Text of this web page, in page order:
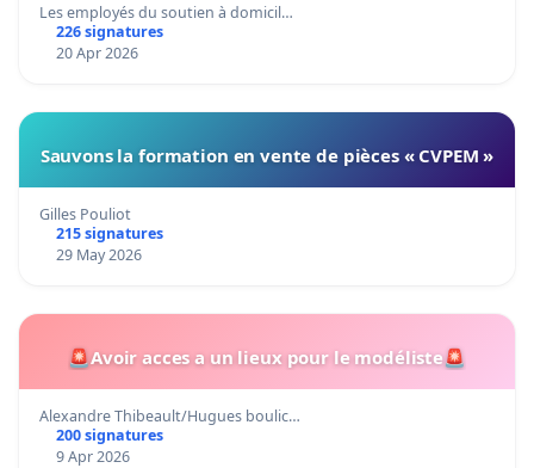
Les employés du soutien à domicil…
226 signatures
20 Apr 2026
Sauvons la formation en vente de pièces « CVPEM »
Gilles Pouliot
215 signatures
29 May 2026
🚨Avoir acces a un lieux pour le modéliste🚨
Alexandre Thibeault/Hugues boulic…
200 signatures
9 Apr 2026